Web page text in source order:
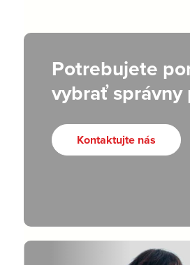
Potrebujete
vybrať správny
Kontaktujte nás